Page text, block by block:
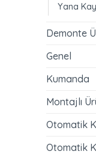
Yana
Demonte
Genel
Kumanda
Montajlı
Otomatik
Otomatik